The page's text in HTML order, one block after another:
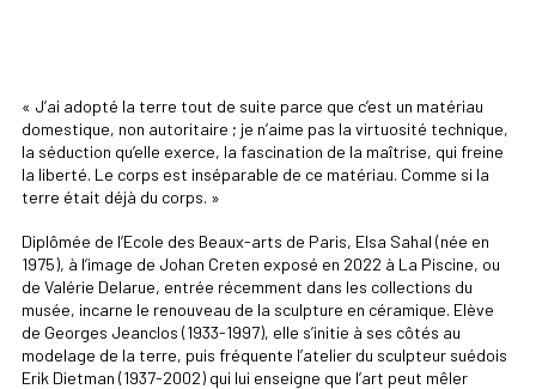
« J’ai adopté la terre tout de suite parce que c’est un matériau
domestique, non autoritaire ; je n’aime pas la virtuosité technique,
la séduction qu’elle exerce, la fascination de la maîtrise, qui freine
la liberté. Le corps est inséparable de ce matériau. Comme si la
terre était déjà du corps. »
Diplômée de l’Ecole des Beaux-arts de Paris, Elsa Sahal (née en
1975), à l’image de Johan Creten exposé en 2022 à La Piscine, ou
de Valérie Delarue, entrée récemment dans les collections du
musée, incarne le renouveau de la sculpture en céramique. Elève
de Georges Jeanclos (1933-1997), elle s’initie à ses côtés au
modelage de la terre, puis fréquente l’atelier du sculpteur suédois
Erik Dietman (1937-2002) qui lui enseigne que l’art peut mêler